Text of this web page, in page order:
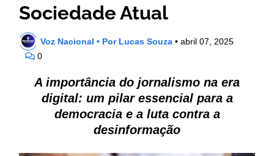
Sociedade Atual
Voz Nacional • Por Lucas Souza • abril 07, 2025
0
A importância do jornalismo na era
digital: um pilar essencial para a
democracia e a luta contra a
desinformação